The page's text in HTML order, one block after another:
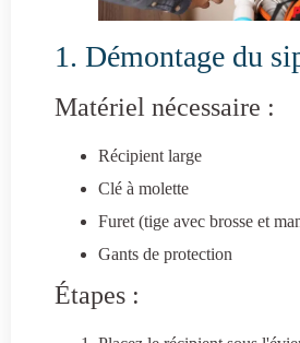
1. Démontage du
Matériel nécessaire :
Récipient large
Clé à molette
Furet (tige avec brosse et
Gants de protection
Étapes :